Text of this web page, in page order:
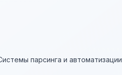
парсинга и автоматизации